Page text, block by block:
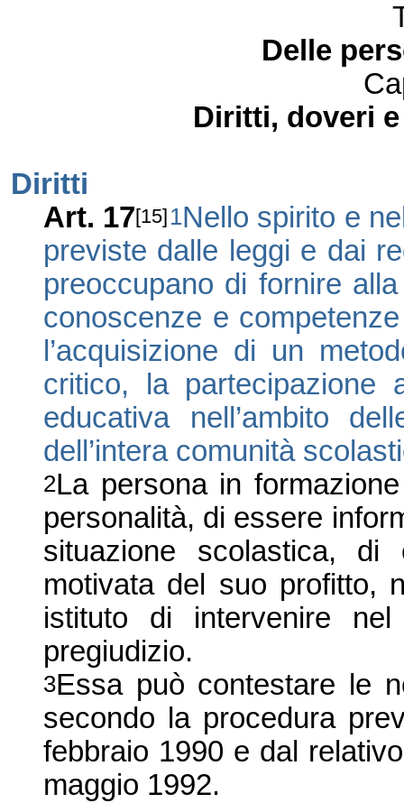
Delle
Diritti, doveri
Diritti
Art. 17[15] 1Nello spirito e
previste dalle leggi e dai
preoccupano di fornire
conoscenze e
l’acquisizione di un
critico, la partecipazione
educativa nell’ambito
dell’intera comunità
2La persona in
personalità, di essere
situazione scolastica,
motivata del suo profitto,
istituto di intervenire
pregiudizio.
3Essa può contestare le
secondo la procedura
febbraio 1990 e dal
maggio 1992.